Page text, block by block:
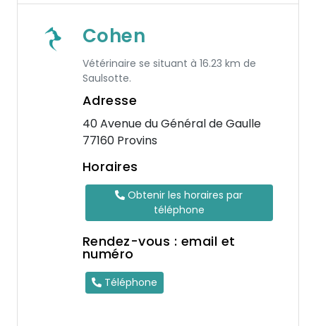
Cohen
Vétérinaire se situant à 16.23 km de
Saulsotte.
Adresse
40 Avenue du Général de Gaulle
77160 Provins
Horaires
Obtenir les horaires par
téléphone
Rendez-vous : email et
numéro
Téléphone